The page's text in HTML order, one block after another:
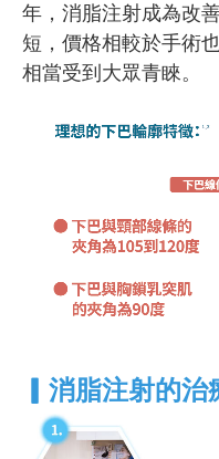
年，消脂注射成為改
短，價格相較於手術
相當受到大眾青睞。
▎消脂注射的治